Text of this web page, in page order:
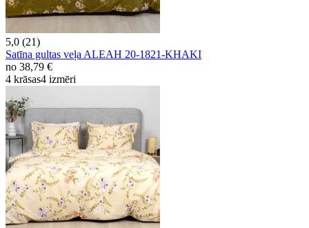
5,0 (21)
Satīna gultas veļa ALEAH 20-1821-KHAKI
no 38,79 €
4 krāsas4 izmēri